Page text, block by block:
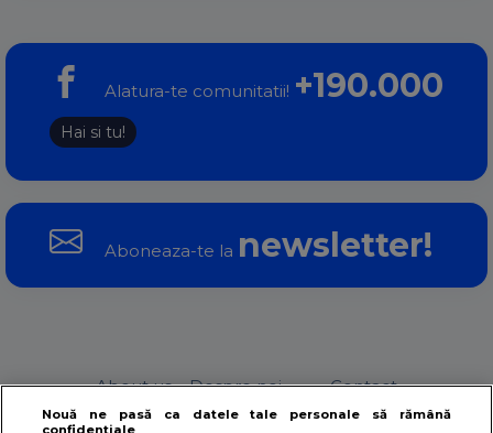
Alatura-te comunitatii! +190.000
Hai si tu!
Aboneaza-te la newsletter!
About us – Despre noi Contact
Nouă ne pasă ca datele tale personale să rămână
confidențiale